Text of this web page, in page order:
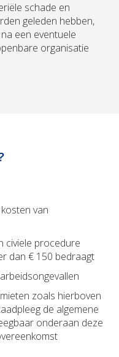
schade en
geleden hebben,
een eventuele
organisatie
van
civiele procedure
dan € 150 bedraagt
zoals hierboven
de algemene
onderaan deze